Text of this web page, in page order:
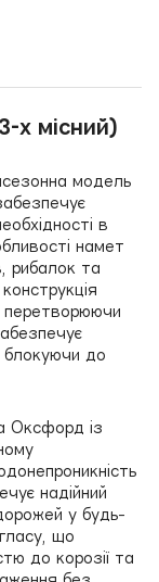
х місний)
модель
в
намет
рибалок та
перетворюючи
блокуючи до
Оксфорд із
надійний
у будь-
що
до корозії та